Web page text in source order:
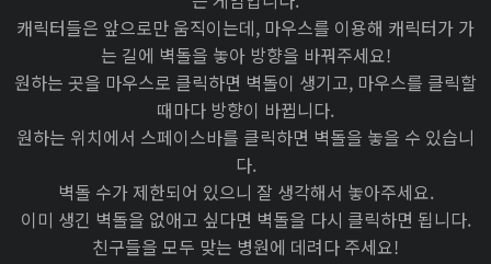
캐릭터들은 앞으로만 움직이는데, 마우스를 이용해 캐릭터가 가
는 길에 벽돌을 놓아 방향을 바꿔주세요!
원하는 곳을 마우스로 클릭하면 벽돌이 생기고, 마우스를 클릭할
때마다 방향이 바뀝니다.
원하는 위치에서 스페이스바를 클릭하면 벽돌을 놓을 수 있습니
다.
벽돌 수가 제한되어 있으니 잘 생각해서 놓아주세요.
이미 생긴 벽돌을 없애고 싶다면 벽돌을 다시 클릭하면 됩니다.
친구들을 모두 맞는 병원에 데려다 주세요!